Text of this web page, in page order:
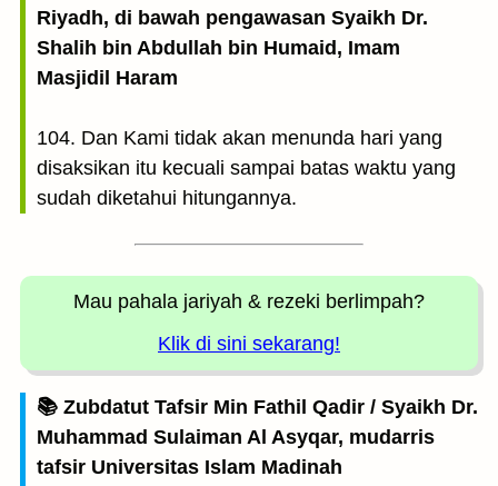
Riyadh, di bawah pengawasan Syaikh Dr.
Shalih bin Abdullah bin Humaid, Imam
Masjidil Haram
104. Dan Kami tidak akan menunda hari yang
disaksikan itu kecuali sampai batas waktu yang
sudah diketahui hitungannya.
Mau pahala jariyah & rezeki berlimpah?
Klik di sini sekarang!
📚 Zubdatut Tafsir Min Fathil Qadir / Syaikh Dr.
Muhammad Sulaiman Al Asyqar, mudarris
tafsir Universitas Islam Madinah